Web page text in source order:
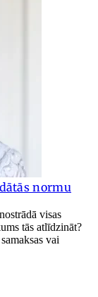
normu
visas
tās atlīdzināt?
vai